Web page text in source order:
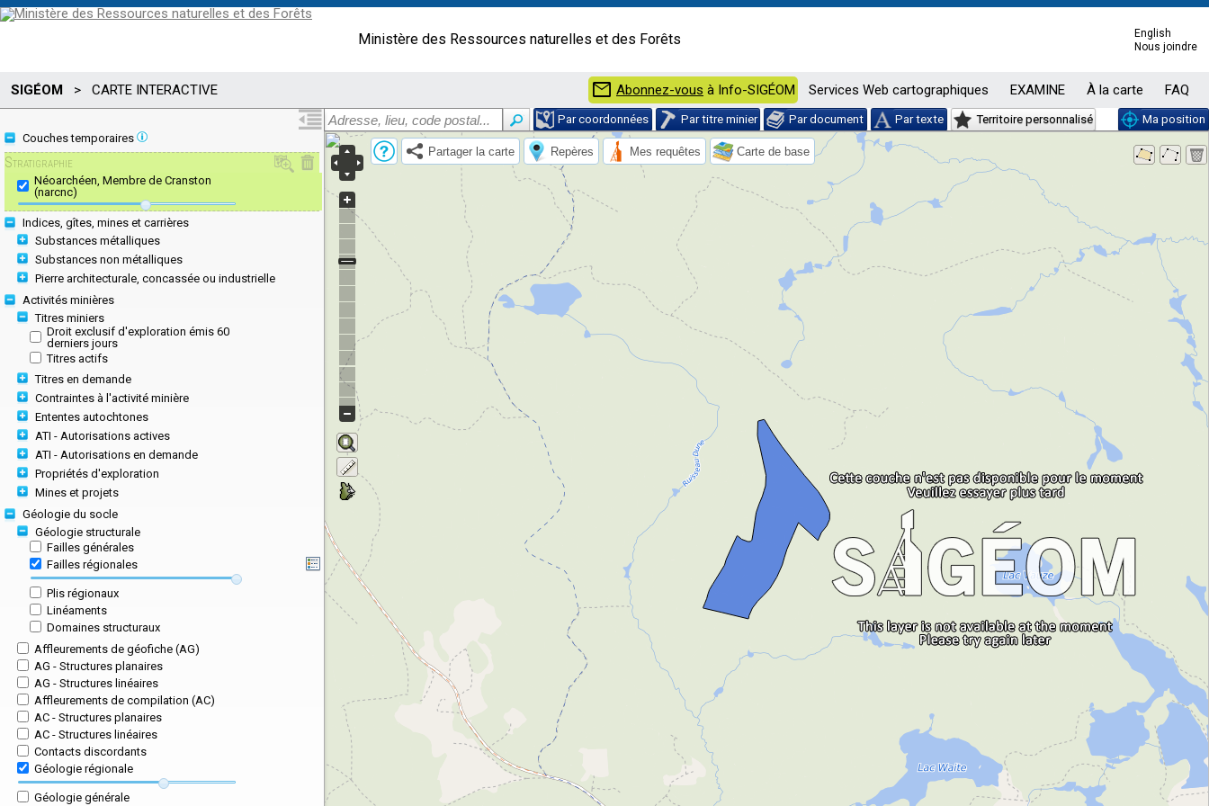
Ministère des Ressources naturelles et des Forêts
English
Nous joindre
SIGÉOM > CARTE INTERACTIVE mail Abonnez-vous à Info-SIGÉOM Services Web cartographiques EXAMINE À la carte FAQ
Par coordonnées Par titre minier Par document Par texte Territoire personnalisé
Ma position
Couches temporaires
Stratigraphie
Néoarchéen, Membre de Cranston
(narcnc)
Indices, gîtes, mines et carrières
Substances métalliques
Substances non métalliques
Pierre architecturale, concassée ou industrielle
Activités minières
Titres miniers
Droit exclusif d'exploration émis 60
derniers jours
Titres actifs
Titres en demande
Contraintes à l'activité minière
Ententes autochtones
ATI - Autorisations actives
ATI - Autorisations en demande
Propriétés d'exploration
Mines et projets
Géologie du socle
Géologie structurale
Failles générales
Failles régionales
Plis régionaux
Linéaments
Domaines structuraux
Affleurements de géofiche (AG)
AG - Structures planaires
AG - Structures linéaires
Affleurements de compilation (AC)
AC - Structures planaires
AC - Structures linéaires
Contacts discordants
Géologie régionale
Géologie générale
Partager la carte Repères Mes requêtes Carte de base